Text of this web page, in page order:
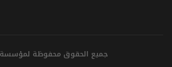
جميع الحقوق محفوظة لمؤسسة